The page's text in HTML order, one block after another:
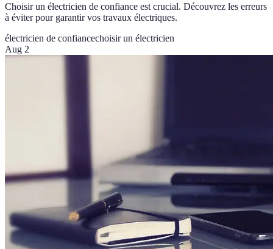
Choisir un électricien de confiance est crucial. Découvrez les erreurs
à éviter pour garantir vos travaux électriques.
électricien de confiancechoisir un électricien
Aug 2